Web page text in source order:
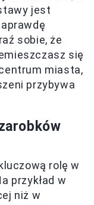
jest
sobie, że
się
miasta,
przybywa
rolę w
przykład w
niż w